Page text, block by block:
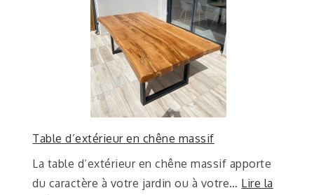
Table d’extérieur en chêne massif
La table d’extérieur en chêne massif apporte
du caractère à votre jardin ou à votre… Lire la